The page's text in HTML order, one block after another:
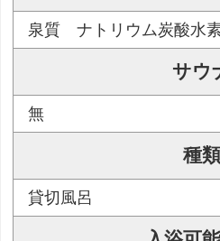
泉質 ナトリウム炭酸水
サウ
無
種類
貸切風呂